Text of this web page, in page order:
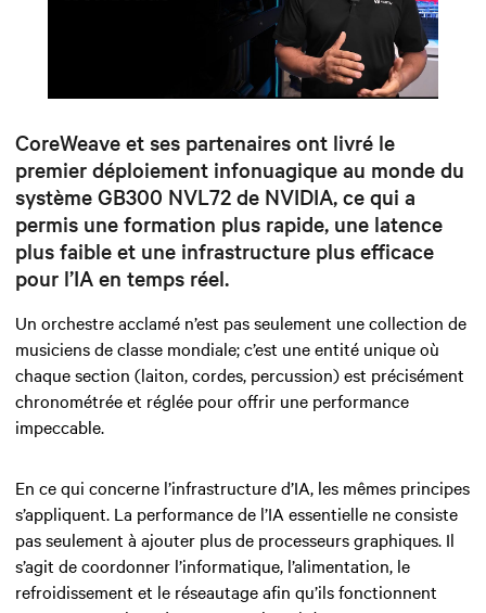
Mute Settings
Play
CoreWeave et ses partenaires ont livré le
premier déploiement infonuagique au monde du
système GB300 NVL72 de NVIDIA, ce qui a
permis une formation plus rapide, une latence
plus faible et une infrastructure plus efficace
pour l’IA en temps réel.
Un orchestre acclamé n’est pas seulement une collection de
musiciens de classe mondiale; c’est une entité unique où
chaque section (laiton, cordes, percussion)est précisément
chronométrée et réglée pour offrir une performance
impeccable.
En ce qui concerne l’infrastructure d’IA, les mêmes principes
s’appliquent. La performance de l’IA essentielle ne consiste
pas seulement à ajouter plus de processeurs graphiques. Il
s’agit de coordonner l’informatique, l’alimentation, le
refroidissement et le réseautage afin qu’ils fonctionnent